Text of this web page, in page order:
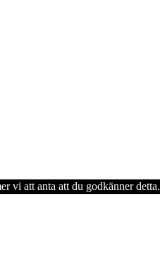
vi att anta att du godkänner detta.